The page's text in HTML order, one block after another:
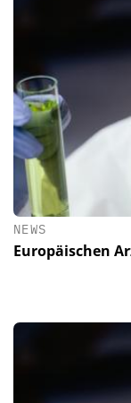
NEWS
Europäischen